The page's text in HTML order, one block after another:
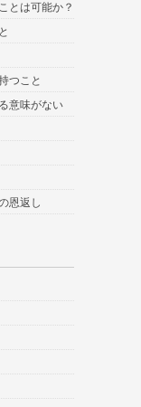
とは可能か？
つこと
意味がない
恩返し